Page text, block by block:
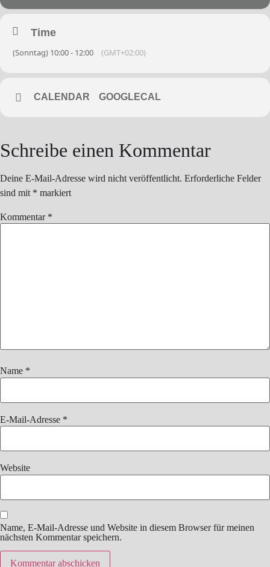
Time
(Sonntag) 10:00 - 12:00 (GMT+02:00)
CALENDAR GOOGLECAL
Schreibe einen Kommentar
Deine E-Mail-Adresse wird nicht veröffentlicht. Erforderliche Felder
sind mit * markiert
Kommentar *
Name *
E-Mail-Adresse *
Website
Name, E-Mail-Adresse und Website in diesem Browser für meinen
nächsten Kommentar speichern.